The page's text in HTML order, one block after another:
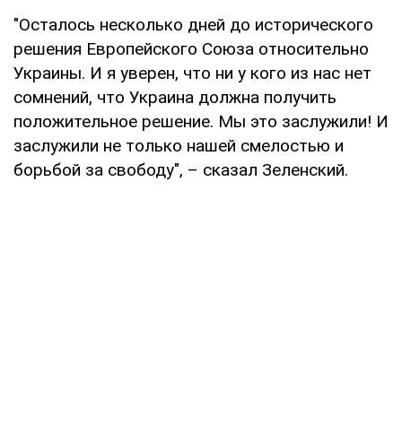
"Осталось несколько дней до исторического
решения Европейского Союза относительно
Украины. И я уверен, что ни у кого из нас нет
сомнений, что Украина должна получить
положительное решение. Мы это заслужили! И
заслужили не только нашей смелостью и
борьбой за свободу", – сказал Зеленский.